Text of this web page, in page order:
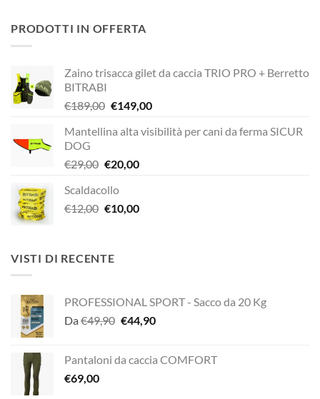
era:
PRODOTTI IN OFFERTA
Zaino trisacca gilet da caccia TRIO PRO + Berretto
BITRABI
€189,00 Il
originale
€189,00.
€149,00Il
attuale
Mantellina alta visibilità per cani da ferma SICUR
DOG
€29,00 Il
originale
era:
€20,00Il
è:
Scaldacollo
€12,00 Il
era:
€12,00.
€10,00Il
VISTI DI RECENTE
PROFESSIONAL SPORT - Sacco da 20 Kg
Da €49,90 Il
era:
€44,90Il
è:
Pantaloni da caccia COMFORT
€69,00